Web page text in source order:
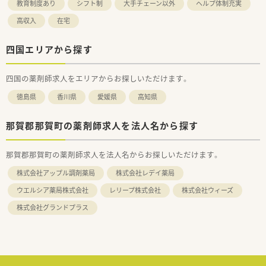
教育制度あり
シフト制 大手チェーン以外
ヘルプ体制充実
高収入
在宅
四国エリアから探す
四国の薬剤師求人をエリアからお探しいただけます。
徳島県 香川県 愛媛県 高知県
那賀郡那賀町の薬剤師求人を法人名から探す
那賀郡那賀町の薬剤師求人を法人名からお探しいただけます。
株式会社アップル調剤薬局
株式会社レデイ薬局
ウエルシア薬局株式会社
レリープ株式会社
株式会社ウィーズ
株式会社グランドプラス